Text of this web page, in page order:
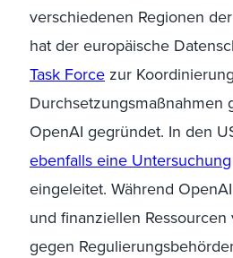
verschiedenen Regionen
hat der europäische
Task Force zur
Durchsetzungsmaßnahmen
OpenAI gegründet. In den
ebenfalls eine Untersuchung
eingeleitet. Während OpenAI
und finanziellen
gegen